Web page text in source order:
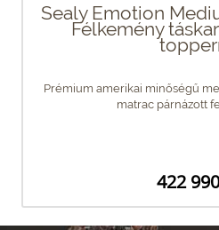
Sealy Emotion
Félkemény
Prémium amerikai minőségű
matrac párnázott
422